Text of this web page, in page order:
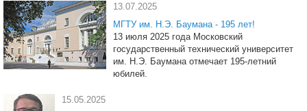
13.07.2025
МГТУ им. Н.Э. Баумана - 195 лет!
13 июля 2025 года Московский
государственный технический университет
им. Н.Э. Баумана отмечает 195-летний
юбилей.
15.05.2025